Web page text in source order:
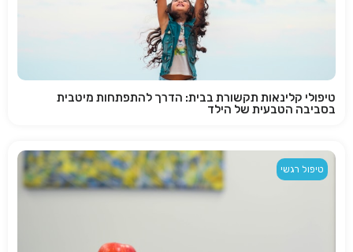
טיפולי קלינאות תקשורת בבית: הדרך להתפתחות מיטבית
בסביבה הטבעית של הילד
טיפול רגשי